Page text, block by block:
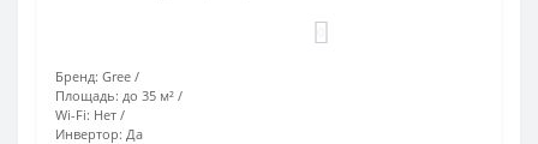
Бренд: Gree
Площадь: до 35 м²
Wi-Fi: Нет
Инвертор: Да